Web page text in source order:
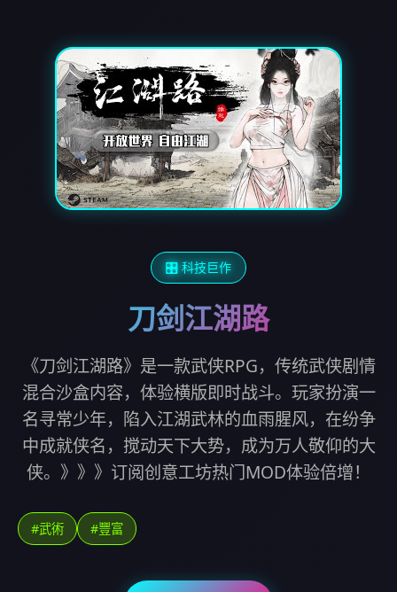
🎛️ 科技巨作
刀剑江湖路
《刀剑江湖路》是一款武侠RPG，传统武侠剧情
混合沙盒内容，体验横版即时战斗。玩家扮演一
名寻常少年，陷入江湖武林的血雨腥风，在纷争
中成就侠名，搅动天下大势，成为万人敬仰的大
侠。》》》订阅创意工坊热门MOD体验倍增！
#武術 #豐富